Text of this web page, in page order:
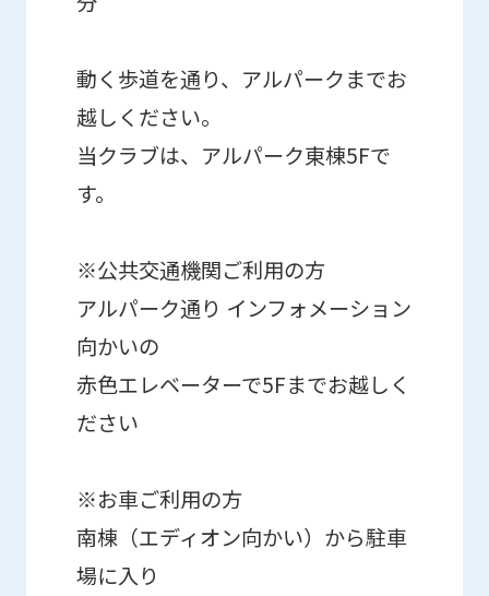
動く歩道を通り、アルパークまでお
越しください。
当クラブは、アルパーク東棟5Fで
す。
※公共交通機関ご利用の方
アルパーク通り インフォメーション
向かいの
赤色エレベーターで5Fまでお越しく
ださい
※お車ご利用の方
南棟（エディオン向かい）から駐車
場に入り
may
be
an
The
translation
differ
content.
We